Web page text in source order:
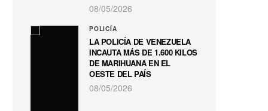
08/05/2026
POLICÍA
LA POLICÍA DE VENEZUELA
INCAUTA MÁS DE 1.600 KILOS
DE MARIHUANA EN EL
OESTE DEL PAÍS
08/05/2026